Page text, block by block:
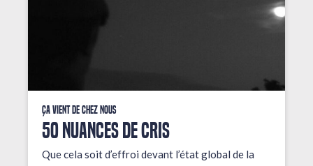
Ça vient de chez nous
50 NUANCES DE CRIS
Que cela soit d’effroi devant l’état global de la